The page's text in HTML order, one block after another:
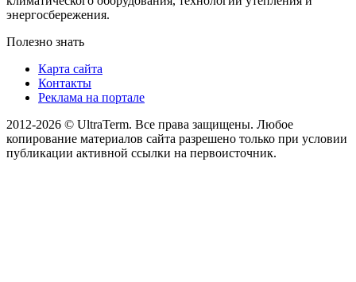
энергосбережения.
Полезно знать
Карта сайта
Контакты
Реклама на портале
2012-2026 © UltraTerm. Все права защищены. Любое
копирование материалов сайта разрешено только при условии
публикации активной ссылки на первоисточник.